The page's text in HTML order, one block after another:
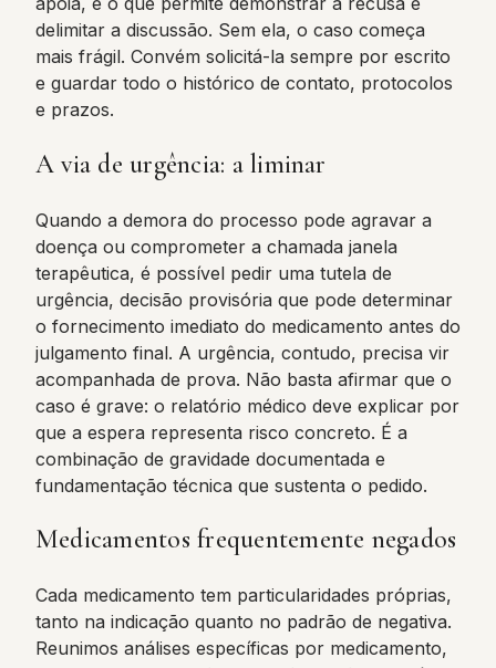
delimitar a discussão. Sem ela, o caso começa
mais frágil. Convém solicitá-la sempre por escrito
e guardar todo o histórico de contato, protocolos
e prazos.
A via de urgência: a liminar
Quando a demora do processo pode agravar a
doença ou comprometer a chamada janela
terapêutica, é possível pedir uma tutela de
urgência, decisão provisória que pode determinar
o fornecimento imediato do medicamento antes do
julgamento final. A urgência, contudo, precisa vir
acompanhada de prova. Não basta afirmar que o
caso é grave: o relatório médico deve explicar por
que a espera representa risco concreto. É a
combinação de gravidade documentada e
fundamentação técnica que sustenta o pedido.
Medicamentos frequentemente negados
Cada medicamento tem particularidades próprias,
tanto na indicação quanto no padrão de negativa.
Reunimos análises específicas por medicamento,